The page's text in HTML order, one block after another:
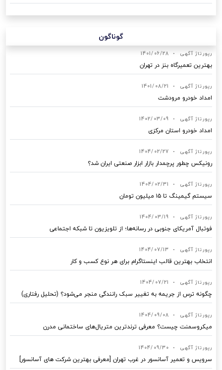
گوناگون
رپورتاژ آگهی •
1401/06/28
بهترین تعمیرگاه بنز در تهران
رپورتاژ آگهی •
1401/08/21
امداد خودرو مرودشت
رپورتاژ آگهی •
1402/03/09
امداد خودرو استان مرکزی
رپورتاژ آگهی •
1404/02/27
رونیکس چطور پرچمدار بازار ابزار صنعتی ایران شد؟
رپورتاژ آگهی •
1404/02/31
سیستم گیمینگ تا ۱۵ میلیون تومان
رپورتاژ آگهی •
1404/03/19
فوتبال آمریکای جنوبی در رسانه‌ها؛ از تلویزیون تا شبکه اجتماعی
رپورتاژ آگهی •
1404/07/13
انتخاب بهترین قالب‌ اینستاگرام برای هر نوع کسب‌ و کار
رپورتاژ آگهی •
1404/07/21
چگونه ترس از جریمه به تغییر سبک رانندگی منجر می‌شود؟ (تحلیل رفتاری)
رپورتاژ آگهی •
1404/09/08
میکروسمنت چیست؟ معرفی ترندترین متریال‌های ساختمانی مدرن
رپورتاژ آگهی •
1404/09/30
سرویس و تعمیر آسانسور در غرب تهران [معرفی بهترین شرکت های آسانسور]